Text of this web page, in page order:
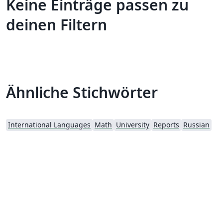
Keine Einträge passen zu
deinen Filtern
Ähnliche Stichwörter
International Languages Math University Reports Russian